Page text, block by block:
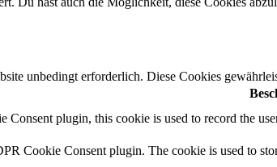
unbedingt erforderlich. Diese Cookies
Consent plugin, this cookie is used to record the
Cookie Consent plugin. The cookie is used to